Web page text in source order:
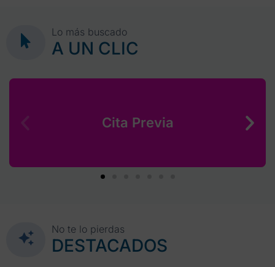
Lo más buscado
A UN CLIC
Cita Previa
No te lo pierdas
DESTACADOS